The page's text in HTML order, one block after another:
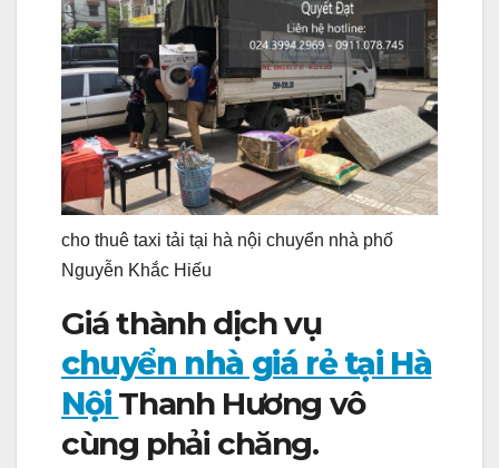
cho thuê taxi tải tại hà nội chuyển nhà phố
Nguyễn Khắc Hiếu
Giá thành dịch vụ
chuyển nhà giá rẻ tại Hà
Nội Thanh Hương vô
cùng phải chăng.